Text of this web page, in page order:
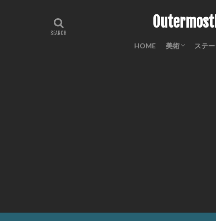
HOME 美術 ステ